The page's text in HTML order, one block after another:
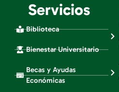
Servicios
Biblioteca
Bienestar Universitario
Becas y Ayudas
Económicas